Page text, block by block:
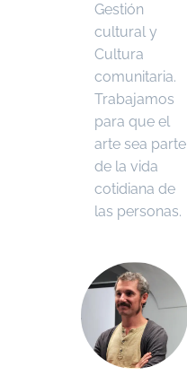
Gestión
cultural y
Cultura
comunitaria.
Trabajamos
para que el
arte sea parte
de la vida
cotidiana de
las personas.